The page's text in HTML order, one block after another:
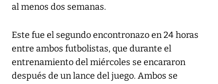
al menos dos semanas.
Este fue el segundo encontronazo en 24 horas
entre ambos futbolistas, que durante el
entrenamiento del miércoles se encararon
después de un lance del juego. Ambos se